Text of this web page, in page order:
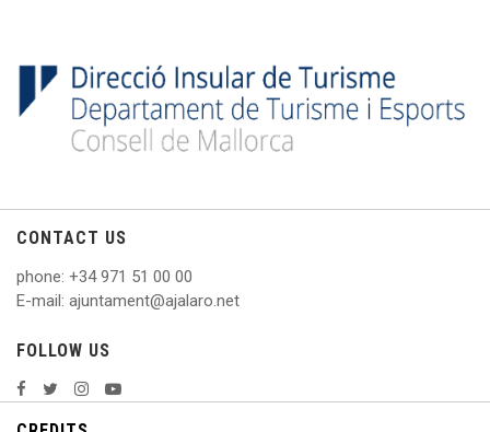
CONTACT US
phone: +34 971 51 00 00
E-mail: ajuntament@ajalaro.net
FOLLOW US